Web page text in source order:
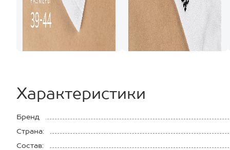
Характеристики
Бренд
Страна:
Состав: